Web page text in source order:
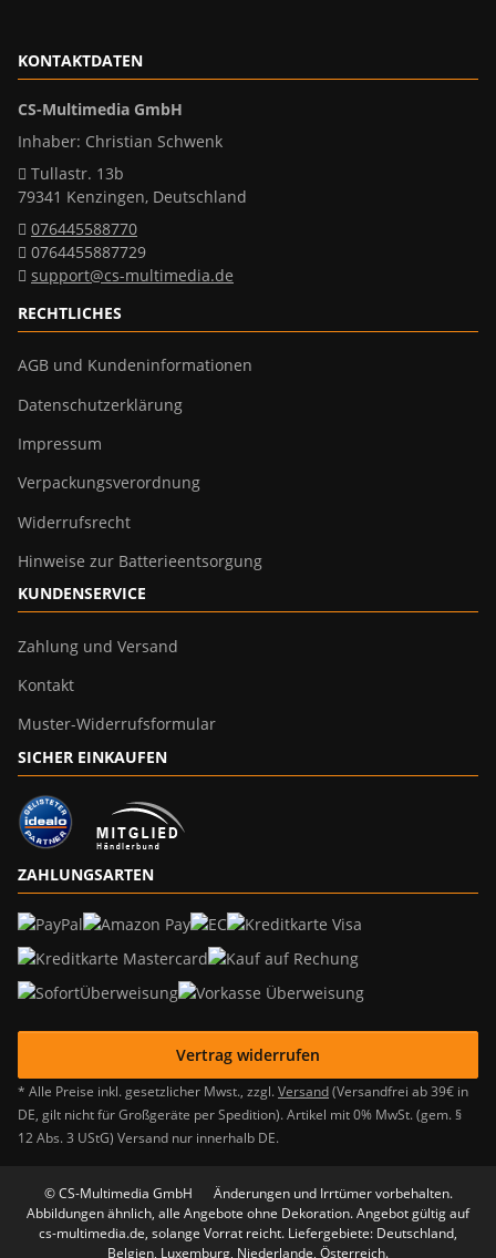
KONTAKTDATEN
CS-Multimedia GmbH
Inhaber: Christian Schwenk
Tullastr. 13b
79341 Kenzingen, Deutschland
076445588770
0764455887729
support@cs-multimedia.de
RECHTLICHES
AGB und Kundeninformationen
Datenschutzerklärung
Impressum
Verpackungsverordnung
Widerrufsrecht
Hinweise zur Batterieentsorgung
KUNDENSERVICE
Zahlung und Versand
Kontakt
Muster-Widerrufsformular
SICHER EINKAUFEN
ZAHLUNGSARTEN
Vertrag widerrufen
* Alle Preise inkl. gesetzlicher Mwst., zzgl.Versand(Versandfrei ab 39€ in
DE, gilt nicht für Großgeräte per Spedition). Artikel mit 0% MwSt. (gem. §
12 Abs. 3 UStG) Versand nur innerhalb DE.
© CS-Multimedia GmbH
Änderungen und Irrtümer vorbehalten.
Abbildungen ähnlich, alle Angebote ohne Dekoration. Angebot gültig auf
cs-multimedia.de, solange Vorrat reicht. Liefergebiete: Deutschland,
Belgien, Luxemburg, Niederlande, Österreich.